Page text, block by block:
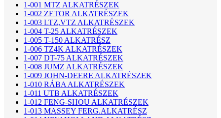
1-001 MTZ ALKATRÉSZEK
1-002 ZETOR ALKATRÉSZEK
1-003 LTZ,VTZ ALKATRÉSZEK
1-004 T-25 ALKATRÉSZEK
1-005 T-150 ALKATRÉSZ
1-006 TZ4K ALKATRÉSZEK
1-007 DT-75 ALKATRÉSZEK
1-008 JUMZ ALKATRÉSZEK
1-009 JOHN-DEERE ALKATRÉSZEK
1-010 RÁBA ALKATRÉSZEK
1-011 UTB ALKATRÉSZEK
1-012 FENG-SHOU ALKATRÉSZEK
1-013 MASSEY FERG.ALKATRÉSZ